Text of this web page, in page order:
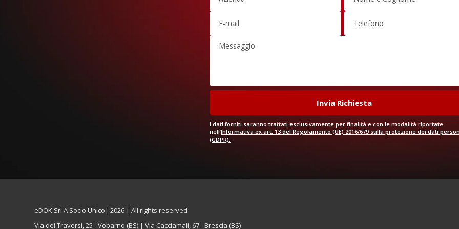
I dati forniti saranno trattati esclusivamente per finalità e con le modalità riportate
nell’Informativa ex art. 13 del Regolamento (UE) 2016/679 sulla protezione dei dati
(GDPR).
eDOK Srl A Socio Unico| 2026 | All rights reserved
Via dei Traversi, 25 - Vobarno (BS) | Via Cacciamali, 67 - Brescia (BS)